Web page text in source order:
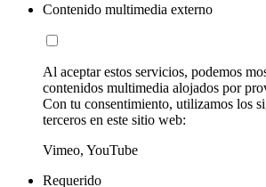
Contenido multimedia externo
Al aceptar estos servicios, podemos
contenidos multimedia alojados por
Con tu consentimiento, utilizamos los
terceros en este sitio web:
Vimeo, YouTube
Requerido